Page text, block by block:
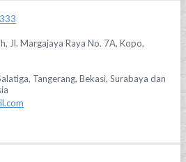
Jl. Margajaya Raya No. 7A, Kopo,
Tangerang, Bekasi, Surabaya dan